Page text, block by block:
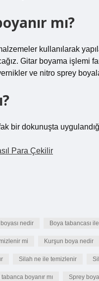
mı?
kullanılarak
Gitar boyama işlemi
ve nitro sprey
bir dokunuşta
Para Çekilir
nedir Boya tabancası
mi Kurşun boya nedir
Silah ne ile temizlenir
boyanır mı Sprey